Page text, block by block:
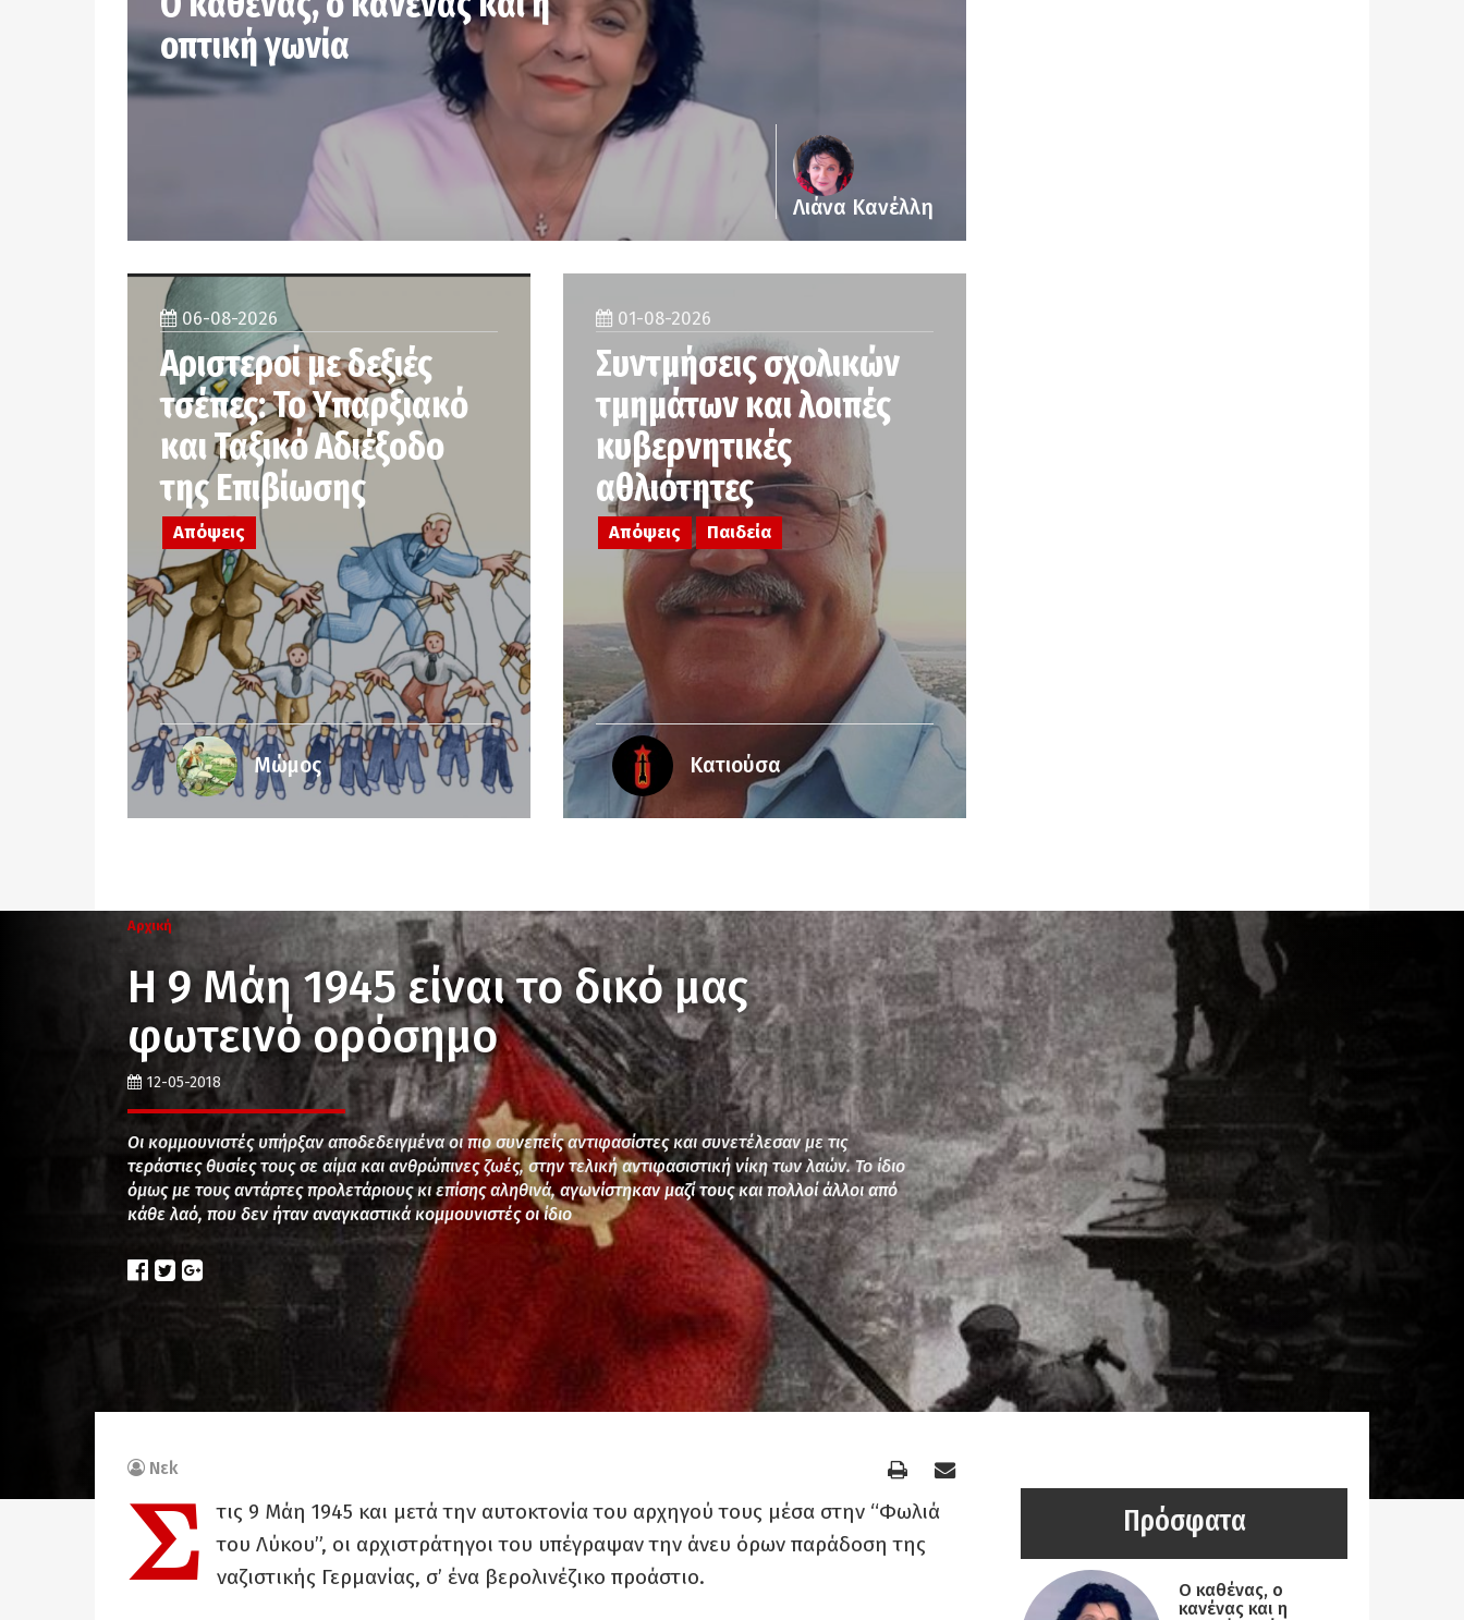
οπτική γωνία
Λιάνα Κανέλλη
06-08-2026
Αριστεροί με δεξιές
τσέπες: Το Υπαρξιακό
και Ταξικό Αδιέξοδο
της Επιβίωσης
Απόψεις
Μώμος
01-08-2026
Συντμήσεις σχολικών
τμημάτων και λοιπές
κυβερνητικές
αθλιότητες
Απόψεις Παιδεία
Κατιούσα
Αρχική
Η 9 Μάη 1945 είναι το δικό μας
φωτεινό ορόσημο
12-05-2018
Οι κομμουνιστές υπήρξαν αποδεδειγμένα οι πιο συνεπείς αντιφασίστες και συνετέλεσαν με τις
τεράστιες θυσίες τους σε αίμα και ανθρώπινες ζωές, στην τελική αντιφασιστική νίκη των λαών. Το ίδιο
όμως με τους αντάρτες προλετάριους κι επίσης αληθινά, αγωνίστηκαν μαζί τους και πολλοί άλλοι από
κάθε λαό, που δεν ήταν αναγκαστικά κομμουνιστές οι ίδιο
Νεk
Σ
τις 9 Μάη 1945 και μετά την αυτοκτονία του αρχηγού τους μέσα στην “Φωλιά
του Λύκου”, οι αρχιστράτηγοι του υπέγραψαν την άνευ όρων παράδοση της
ναζιστικής Γερμανίας, σ’ ένα βερολινέζικο προάστιο.
Πρόσφατα
Ο καθένας, ο
κανένας και η